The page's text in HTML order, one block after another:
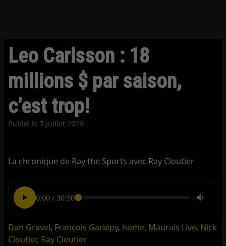
Leo Carlsson : 18
millions $ par saison,
c’est trop!
Publié le 7 juillet 2026
La chronique de Ray the Sports avec Ray Cloutier
0:00/ 30:50
Dan Gravel, François Gariépy, home, Maurais Live, Nick
Cloutier, Ray Cloutier